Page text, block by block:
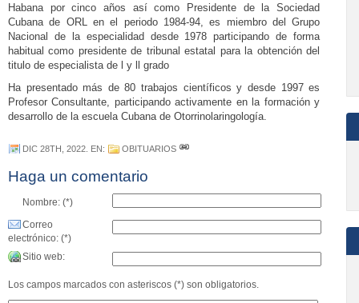
Habana por cinco años así como Presidente de la Sociedad
Cubana de ORL en el periodo 1984-94, es miembro del Grupo
Nacional de la especialidad desde 1978 participando de forma
habitual como presidente de tribunal estatal para la obtención del
titulo de especialista de l y ll grado
Ha presentado más de 80 trabajos científicos y desde 1997 es
Profesor Consultante, participando activamente en la formación y
desarrollo de la escuela Cubana de Otorrinolaringología.
DIC 28TH, 2022 . EN: OBITUARIOS
Haga un comentario
Nombre: (*)
Correo
electrónico: (*)
Sitio web:
Los campos marcados con asteriscos (*) son obligatorios.